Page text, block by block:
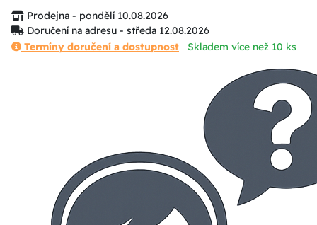
Prodejna - pondělí 10.08.2026
Doručení na adresu - středa 12.08.2026
Termíny doručení a dostupnost
Skladem více než 10 ks